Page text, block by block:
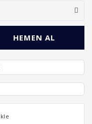
HEMEN AL